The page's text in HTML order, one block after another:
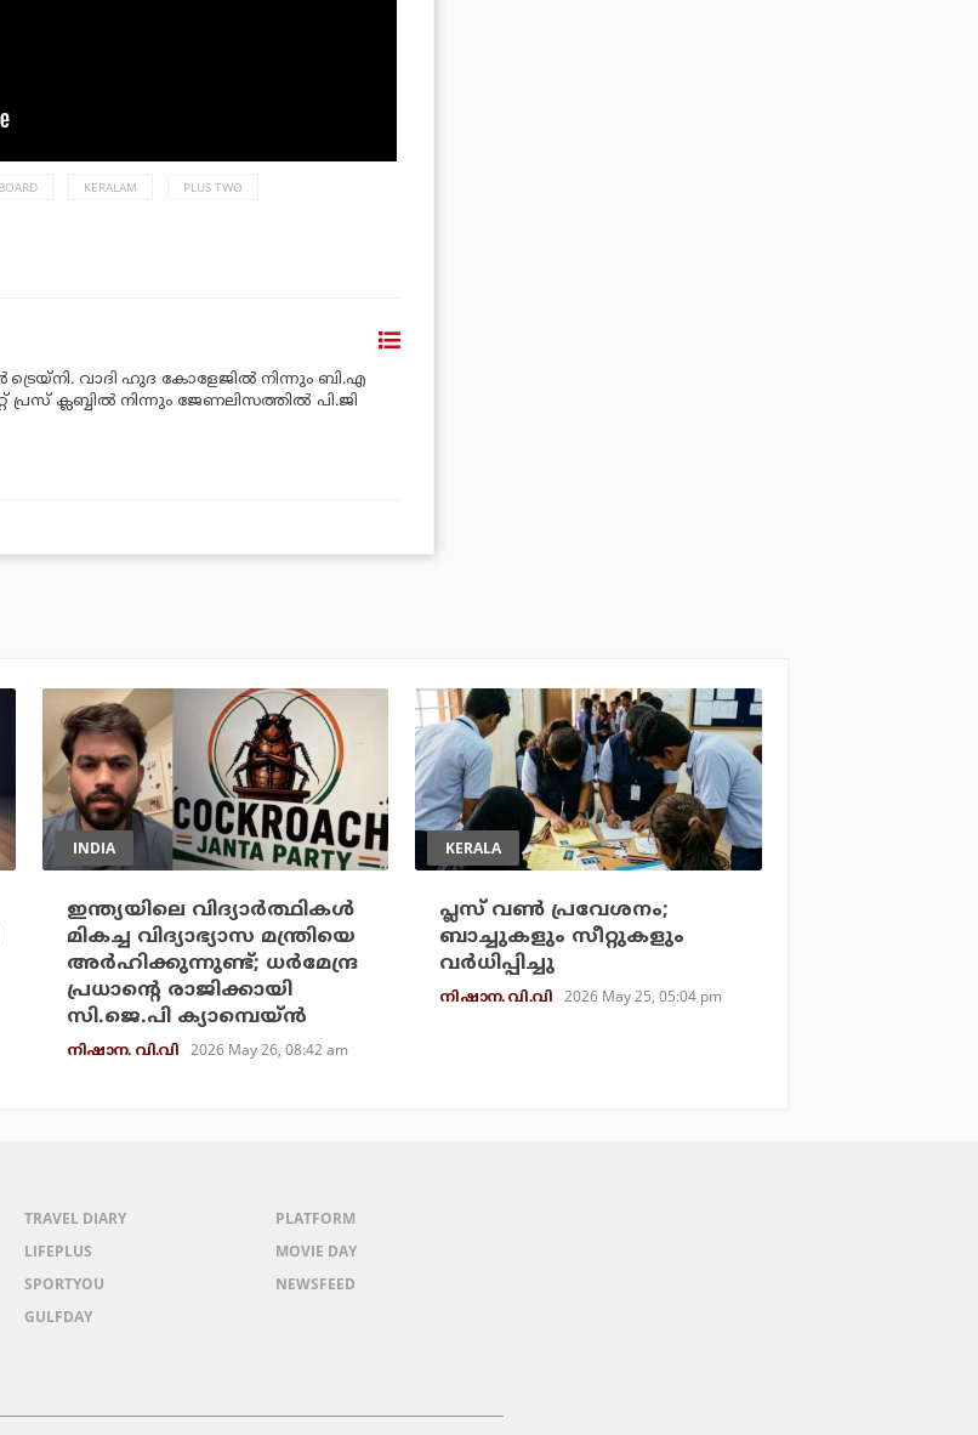
KERALAM PLUS TWO
വാദി ഹുദ കോളേജില്‍ നിന്നും ബി.എ
പ്രസ് ക്ലബ്ബില്‍ നിന്നും ജേണലിസത്തില്‍ പി.ജി
INDIA
ഇന്ത്യയിലെ വിദ്യാര്‍ത്ഥികള്‍
മികച്ച വിദ്യാഭ്യാസ മന്ത്രിയെ
അര്‍ഹിക്കുന്നുണ്ട്; ധര്‍മേന്ദ്ര
പ്രധാന്റെ രാജിക്കായി
സി.ജെ.പി ക്യാമ്പെയ്ന്‍
നിഷാന. വി.വി 2026 May 26, 08:42 am
KERALA
പ്ലസ് വണ്‍ പ്രവേശനം;
ബാച്ചുകളും സീറ്റുകളും
വര്‍ധിപ്പിച്ചു
നിഷാന. വി.വി 2026 May 25, 05:04 pm
TRAVEL DIARY
LIFEPLUS
SPORTYOU
GULFDAY
PLATFORM
MOVIE DAY
NEWSFEED